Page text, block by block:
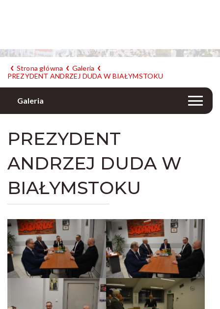
Strona główna
Galeria
PREZYDENT ANDRZEJ DUDA W BIAŁYMSTOKU
Galeria
PREZYDENT
ANDRZEJ DUDA W
BIAŁYMSTOKU